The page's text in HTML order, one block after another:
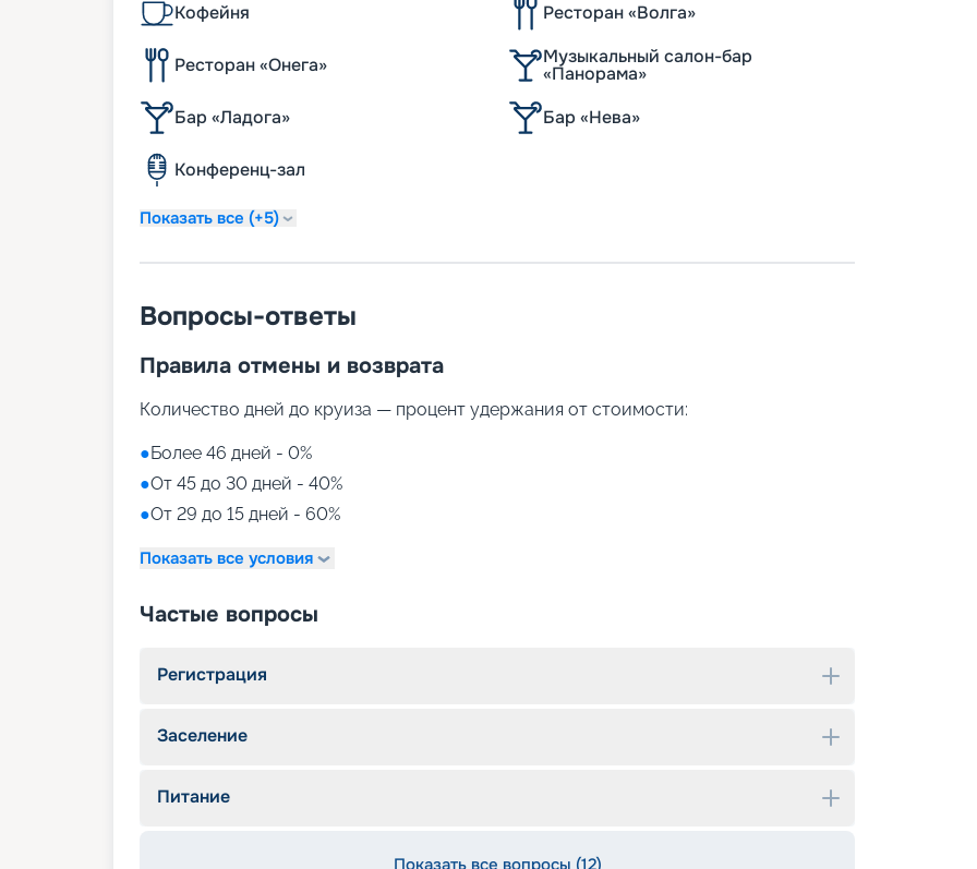
Кофейня Ресторан «Волга»
Ресторан «Онега» Музыкальный салон-бар
«Панорама»
Бар «Ладога»
Бар «Нева»
Конференц-зал
Показать все (+5)
Вопросы-ответы
Правила отмены и возврата
Количество дней до круиза — процент удержания от стоимости:
●Более 46 дней - 0%
●От 45 до 30 дней - 40%
●От 29 до 15 дней - 60%
Показать все условия
Частые вопросы
Регистрация
Заселение
Питание